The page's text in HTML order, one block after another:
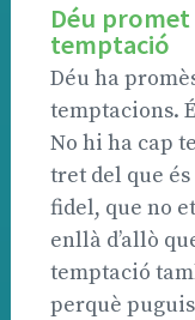
Déu
temptació
Déu ha
temptacions.
No hi ha cap
tret del que
fidel, que no
enllà d’allò
temptació
perquè